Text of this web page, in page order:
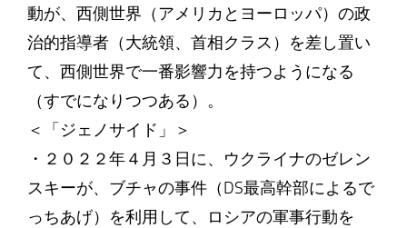
動が、西側世界（アメリカとヨーロッパ）の政
治的指導者（大統領、首相クラス）を差し置い
て、西側世界で一番影響力を持つようになる
（すでになりつつある）。
＜「ジェノサイド」＞
・２０２２年４月３日に、ウクライナのゼレン
スキーが、ブチャの事件（DS最高幹部によるで
っちあげ）を利用して、ロシアの軍事行動を